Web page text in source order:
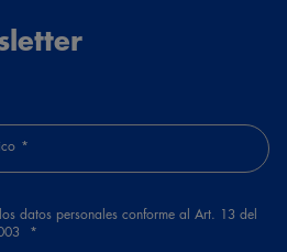
datos personales conforme al Art. 13 del